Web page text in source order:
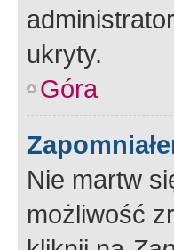
ukryty.
Góra
Nie martw
możliwość